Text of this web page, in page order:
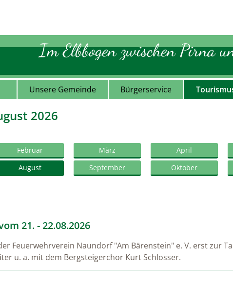
Im Elbbogen zwischen Pirna
Unsere Gemeinde Bürgerservice
2026
Februar März April
August September Oktober
21. - 22.08.2026
Feuerwehrverein Naundorf "Am Bärenstein" e. V. erst zur
u. a. mit dem Bergsteigerchor Kurt Schlosser.